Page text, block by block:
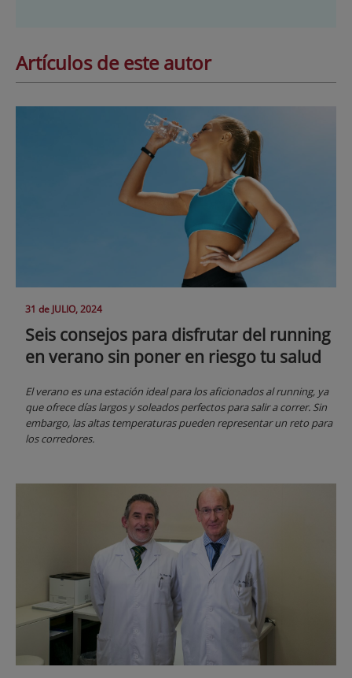
Artículos de este autor
31 de JULIO, 2024
Seis consejos para disfrutar del running
en verano sin poner en riesgo tu salud
El verano es una estación ideal para los aficionados al running, ya
que ofrece días largos y soleados perfectos para salir a correr. Sin
embargo, las altas temperaturas pueden representar un reto para
los corredores.